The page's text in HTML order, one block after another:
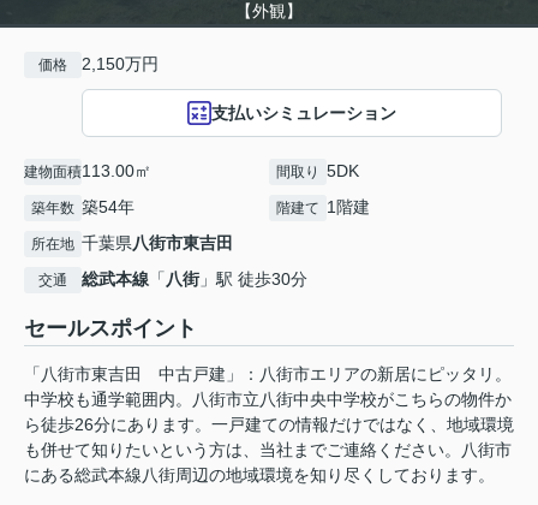
【外観】
価格 2,150万円
支払いシミュレーション
建物面積113.00㎡ 間取り 5DK
築年数 築54年 階建て 1階建
所在地 千葉県八街市東吉田
交通 総武本線 「八街」駅 徒歩30分
セールスポイント
「八街市東吉田 中古戸建」：八街市エリアの新居にピッタリ。
中学校も通学範囲内。八街市立八街中央中学校がこちらの物件か
ら徒歩26分にあります。一戸建ての情報だけではなく、地域環境
も併せて知りたいという方は、当社までご連絡ください。八街市
にある総武本線八街周辺の地域環境を知り尽くしております。